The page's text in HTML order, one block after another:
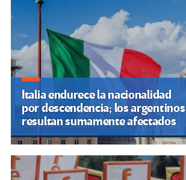
Italia endurece la nacionalidad
por descendencia; los argentinos
resultan sumamente afectados